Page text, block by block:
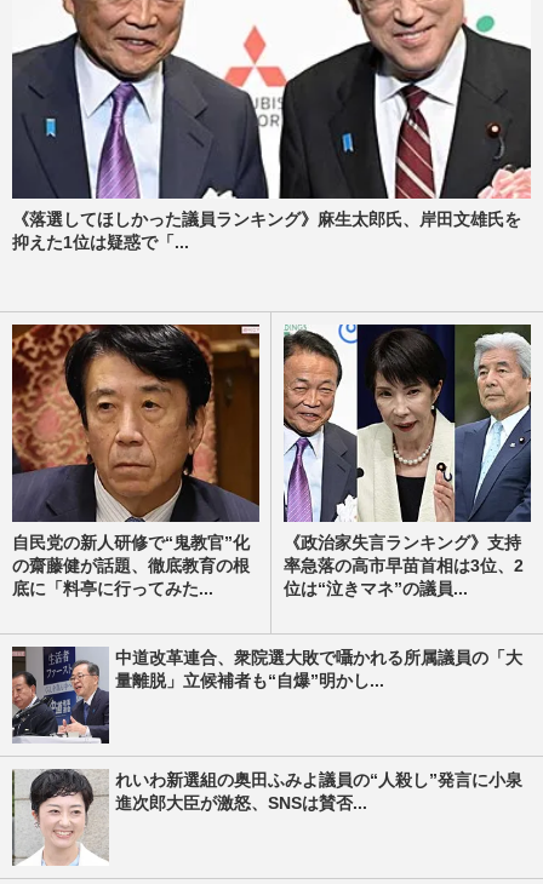
《落選してほしかった議員ランキング》麻生太郎氏、岸田文雄氏を
抑えた1位は疑惑で「...
自民党の新人研修で“鬼教官”化
の齋藤健が話題、徹底教育の根
底に「料亭に行ってみた...
《政治家失言ランキング》支持
率急落の高市早苗首相は3位、2
位は“泣きマネ”の議員...
中道改革連合、衆院選大敗で囁かれる所属議員の「大
量離脱」立候補者も“自爆”明かし...
れいわ新選組の奥田ふみよ議員の“人殺し”発言に小泉
進次郎大臣が激怒、SNSは賛否...